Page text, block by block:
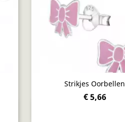
Strikjes Oorbellen
€ 5,66